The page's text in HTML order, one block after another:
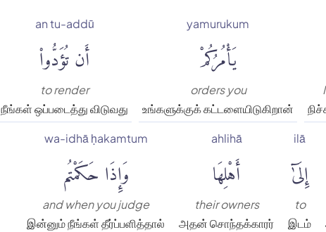
yamurukum
يَأْمُرُكُمْ
orders you
உங்களுக்குக் கட்டளையிடுகிறான்
an tu-addū
أَن تُؤَدُّوا۟
to render
நீங்கள் ஒப்படைத்து விடுவது
ilā
إِلَىٰٓ
to
இடம்
ahlihā
أَهْلِهَا
their owners
அதன் சொந்தக்காரர்
wa-idhā ḥakamtum
وَإِذَا حَكَمْتُم
and when you judge
இன்னும் நீங்கள் தீர்ப்பளித்தால்